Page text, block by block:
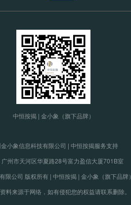
中恒按揭 | 金小象（旗下品牌）
小象信息科技有限公司 | 中恒按揭服务支持
州市天河区华夏路28号富力盈信大厦701B室
公司 版权所有 | 中恒按揭 | 金小象（旗下品牌）
料来源于网络，如有侵犯您的权益请联系删除。